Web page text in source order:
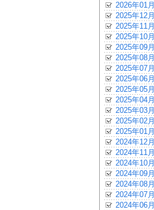
2026年01月
2025年12月
2025年11月
2025年10月
2025年09月
2025年08月
2025年07月
2025年06月
2025年05月
2025年04月
2025年03月
2025年02月
2025年01月
2024年12月
2024年11月
2024年10月
2024年09月
2024年08月
2024年07月
2024年06月